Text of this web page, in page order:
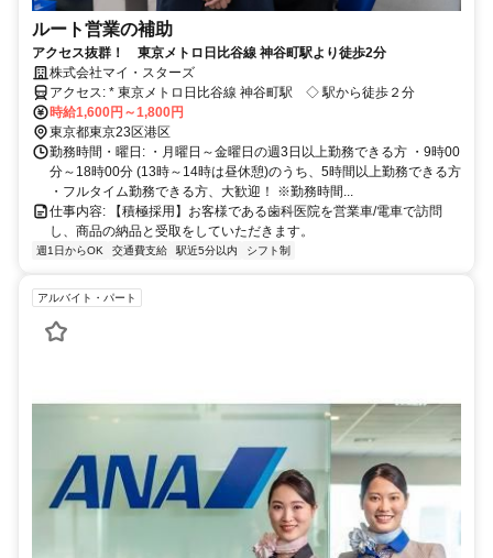
ルート営業の補助
アクセス抜群！ 東京メトロ日比谷線 神谷町駅より徒歩2分
株式会社マイ・スターズ
アクセス: * 東京メトロ日比谷線 神谷町駅 ◇ 駅から徒歩２分
時給1,600円～1,800円
東京都東京23区港区
勤務時間・曜日: ・月曜日～金曜日の週3日以上勤務できる方 ・9時00
分～18時00分 (13時～14時は昼休憩)のうち、5時間以上勤務できる方
・フルタイム勤務できる方、大歓迎！ ※勤務時間...
仕事内容: 【積極採用】お客様である歯科医院を営業車/電車で訪問
し、商品の納品と受取をしていただきます。
週1日からOK 交通費支給 駅近5分以内 シフト制
アルバイト・パート